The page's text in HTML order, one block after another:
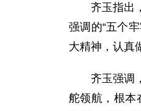
齐玉指出
强调的“五个
大精神，认真
齐玉强调
舵领航，根本